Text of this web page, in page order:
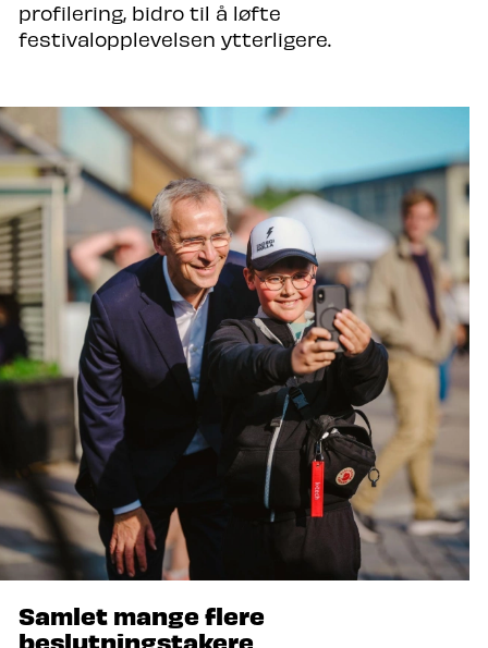
profilering, bidro til å løfte
festivalopplevelsen ytterligere.
Samlet mange flere
beslutningstakere